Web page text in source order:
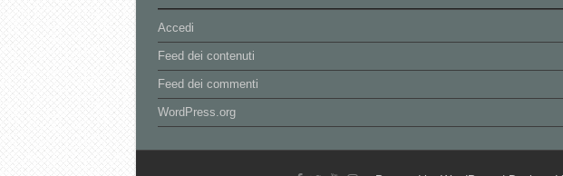
Accedi
Feed dei contenuti
Feed dei commenti
WordPress.org